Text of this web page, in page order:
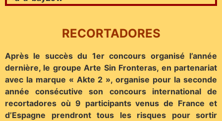
RECORTADORES
Après le succès du 1er concours organisé l’année
dernière, le groupe Arte Sin Fronteras, en partenariat
avec la marque « Akte 2 », organise pour la seconde
année consécutive son concours international de
recortadores où 9 participants venus de France et
d’Espagne prendront tous les risques pour sortir